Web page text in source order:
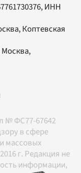
ИНН
Коптевская
Москва,
№ ФС77-67642
в сфере
массовых
г. Редакция не
информации,